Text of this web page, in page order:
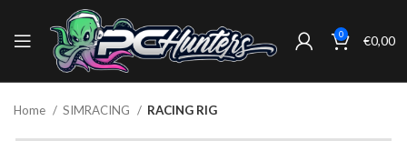
0 €0,00
Home SIMRACING RACING RIG